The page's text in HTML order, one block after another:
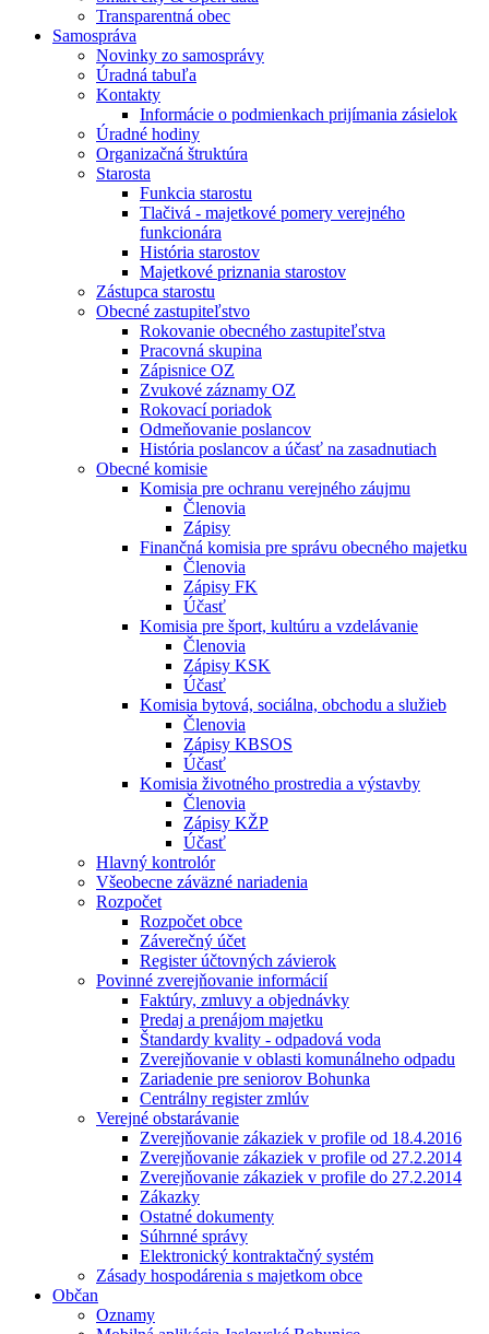
Transparentná obec
Samospráva
Novinky zo samosprávy
Úradná tabuľa
Kontakty
Informácie o podmienkach prijímania zásielok
Úradné hodiny
Organizačná štruktúra
Starosta
Funkcia starostu
Tlačivá - majetkové pomery verejného
funkcionára
História starostov
Majetkové priznania starostov
Zástupca starostu
Obecné zastupiteľstvo
Rokovanie obecného zastupiteľstva
Pracovná skupina
Zápisnice OZ
Zvukové záznamy OZ
Rokovací poriadok
Odmeňovanie poslancov
História poslancov a účasť na zasadnutiach
Obecné komisie
Komisia pre ochranu verejného záujmu
Členovia
Zápisy
Finančná komisia pre správu obecného majetku
Členovia
Zápisy FK
Účasť
Komisia pre šport, kultúru a vzdelávanie
Členovia
Zápisy KSK
Účasť
Komisia bytová, sociálna, obchodu a služieb
Členovia
Zápisy KBSOS
Účasť
Komisia životného prostredia a výstavby
Členovia
Zápisy KŽP
Účasť
Hlavný kontrolór
Všeobecne záväzné nariadenia
Rozpočet
Rozpočet obce
Záverečný účet
Register účtovných závierok
Povinné zverejňovanie informácií
Faktúry, zmluvy a objednávky
Predaj a prenájom majetku
Štandardy kvality - odpadová voda
Zverejňovanie v oblasti komunálneho odpadu
Zariadenie pre seniorov Bohunka
Centrálny register zmlúv
Verejné obstarávanie
Zverejňovanie zákaziek v profile od 18.4.2016
Zverejňovanie zákaziek v profile od 27.2.2014
Zverejňovanie zákaziek v profile do 27.2.2014
Zákazky
Ostatné dokumenty
Súhrnné správy
Elektronický kontraktačný systém
Zásady hospodárenia s majetkom obce
Občan
Oznamy